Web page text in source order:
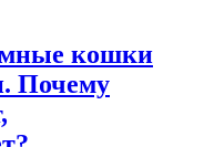
кошки
Почему